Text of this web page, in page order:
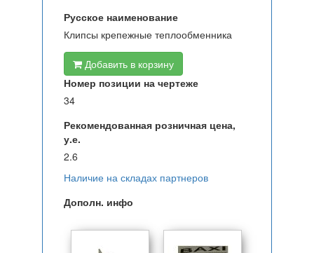
Русское наименование
Клипсы крепежные теплообменника
Добавить в корзину
Номер позиции на чертеже
34
Рекомендованная розничная цена,
у.е.
2.6
Наличие на складах партнеров
Дополн. инфо